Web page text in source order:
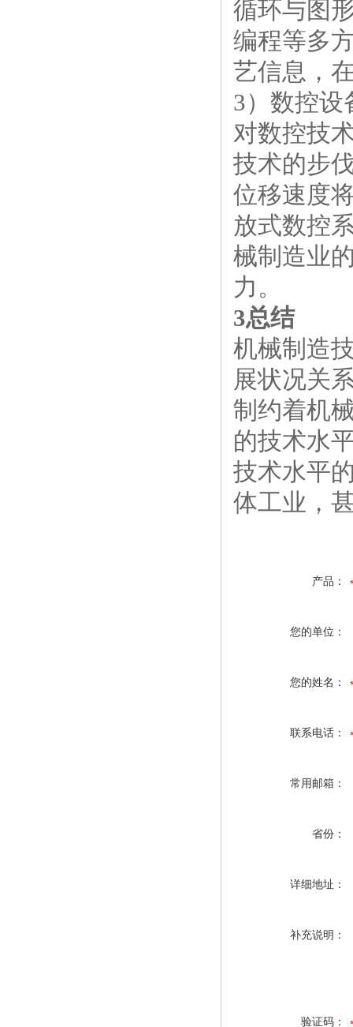
循环与图
编程等多
艺信息，
3）数控设
对数控技
技术的步
位移速度
放式数控
械制造业
力。
3总结
机械制造
展状况关
制约着机
的技术水
技术水平
体工业，
产品：
您的单位：
您的姓名：
联系电话：
常用邮箱：
省份：
详细地址：
补充说明：
验证码：